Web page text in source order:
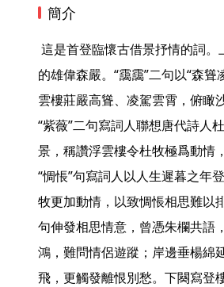
簡介
的雄偉森嚴。“靄靄”二句以“森聳
雲樓莊嚴高聳、凌駕雲霄，俯瞰
“紫薇”二句寫詞人聯想唐代詩人
景，稱讚浮雲樓令杜牧極爲動情
“惆悵”句寫詞人以人生遲暮之年
牧更加動情，以致惆悵相思難以
句伸發相思情意，曾憑朱欄共語
鴻，難問情侶遊蹤；岸邊垂楊綿
飛，更觸發離恨別愁。下闋寫登